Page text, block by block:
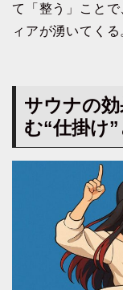
て「整う」こと
ィアが湧いてくる
サウナの
む“仕掛け